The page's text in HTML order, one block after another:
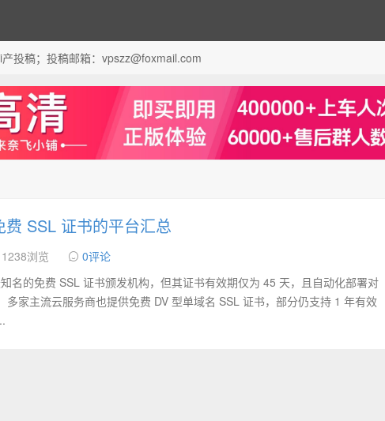
投稿；投稿邮箱：vpszz@foxmail.com
费 SSL 证书的平台汇总
1238浏览
0评论
名的免费 SSL 证书颁发机构，但其证书有效期仅为 45 天，且自动化部署对
多家主流云服务商也提供免费 DV 型单域名 SSL 证书，部分仍支持 1 年有效